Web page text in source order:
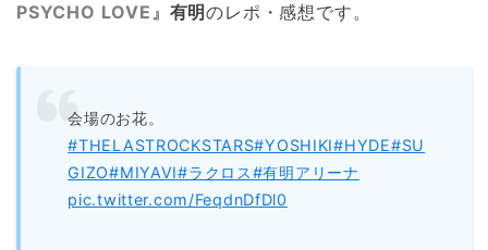
PSYCHO LOVE』 有明のレポ・感想です。
会場のお花。
#THELASTROCKSTARS#YOSHIKI#HYDE#SU
GIZO#MIYAVI#ラクロス#有明アリーナ
pic.twitter.com/FeqdnDfDl0